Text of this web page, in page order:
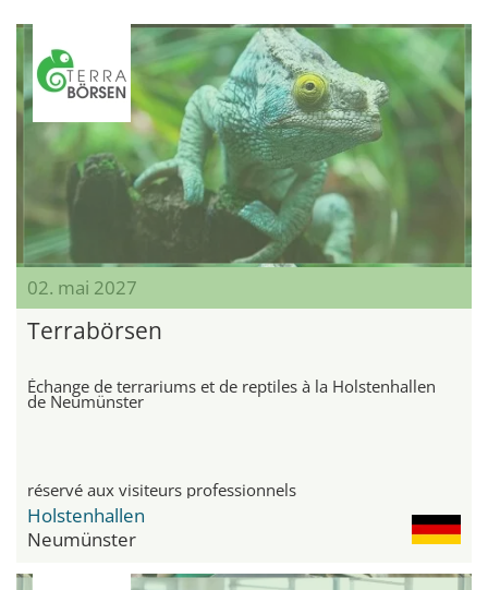
02. mai 2027
Terrabörsen
Échange de terrariums et de reptiles à la Holstenhallen
de Neumünster
réservé aux visiteurs professionnels
Holstenhallen
Neumünster